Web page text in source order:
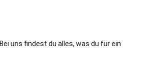
. Bei uns findest du alles, was du für ein